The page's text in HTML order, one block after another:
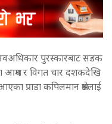
पुरस्कारबाट सडक
आश्रम र विगत चार दशकदेखि
प्राडा कपिलमान श्रेष्ठलाई